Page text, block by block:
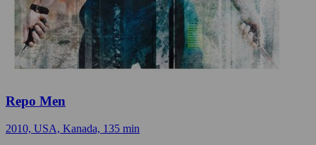
Repo Men
2010, USA, Kanada, 135 min